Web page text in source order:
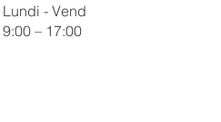
Lundi - Vend
9:00 – 17:00